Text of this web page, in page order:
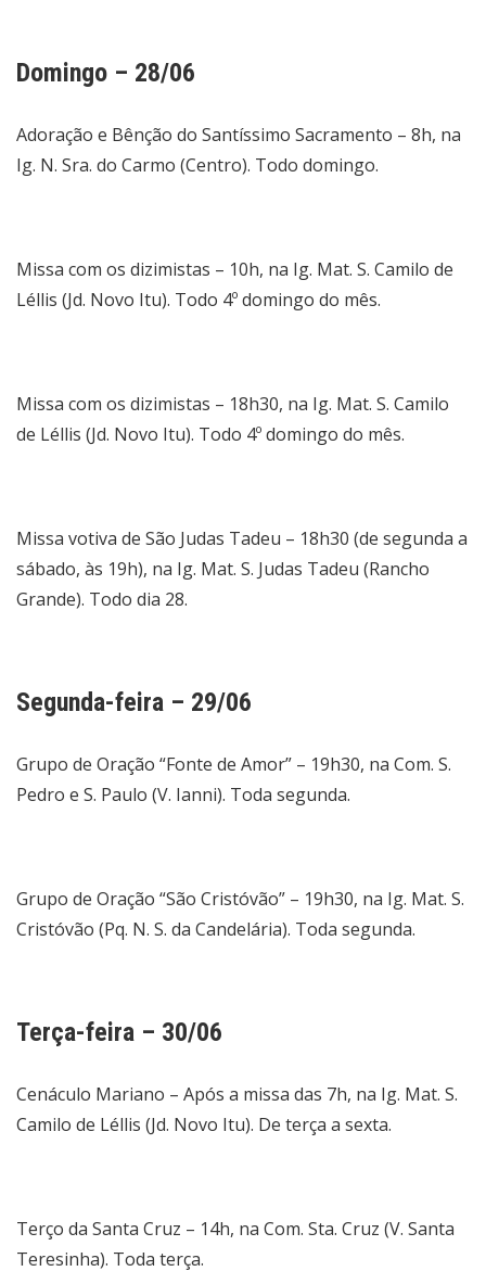
Domingo – 28/06
Adoração e Bênção do Santíssimo Sacramento – 8h, na
Ig. N. Sra. do Carmo (Centro). Todo domingo.
Missa com os dizimistas – 10h, na Ig. Mat. S. Camilo de
Léllis (Jd. Novo Itu). Todo 4º domingo do mês.
Missa com os dizimistas – 18h30, na Ig. Mat. S. Camilo
de Léllis (Jd. Novo Itu). Todo 4º domingo do mês.
Missa votiva de São Judas Tadeu – 18h30 (de segunda a
sábado, às 19h), na Ig. Mat. S. Judas Tadeu (Rancho
Grande). Todo dia 28.
Segunda-feira – 29/06
Grupo de Oração “Fonte de Amor” – 19h30, na Com. S.
Pedro e S. Paulo (V. Ianni). Toda segunda.
Grupo de Oração “São Cristóvão” – 19h30, na Ig. Mat. S.
Cristóvão (Pq. N. S. da Candelária). Toda segunda.
Terça-feira – 30/06
Cenáculo Mariano – Após a missa das 7h, na Ig. Mat. S.
Camilo de Léllis (Jd. Novo Itu). De terça a sexta.
Terço da Santa Cruz – 14h, na Com. Sta. Cruz (V. Santa
Teresinha). Toda terça.